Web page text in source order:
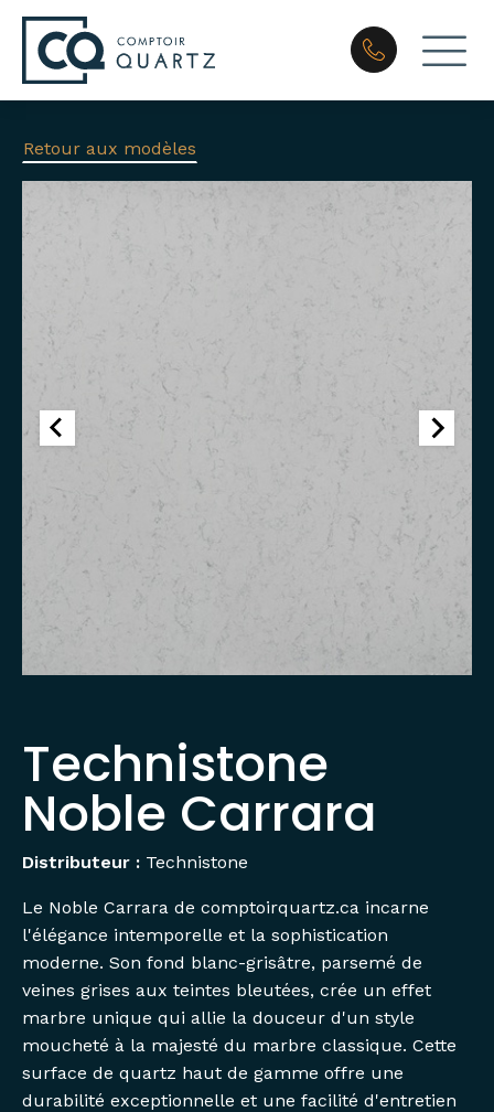
Retour aux modèles
Technistone
Noble Carrara
Distributeur : Technistone
Le Noble Carrara de comptoirquartz.ca incarne
l'élégance intemporelle et la sophistication
moderne. Son fond blanc-grisâtre, parsemé de
veines grises aux teintes bleutées, crée un effet
marbre unique qui allie la douceur d'un style
moucheté à la majesté du marbre classique. Cette
surface de quartz haut de gamme offre une
durabilité exceptionnelle et une facilité d'entretien